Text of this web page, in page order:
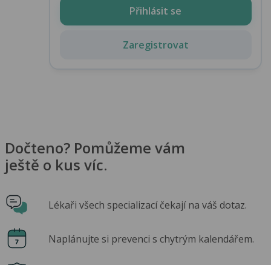
Přihlásit se
Zaregistrovat
Dočteno? Pomůžeme vám
ještě o kus víc.
Lékaři všech specializací čekají na váš dotaz.
Naplánujte si prevenci s chytrým kalendářem.